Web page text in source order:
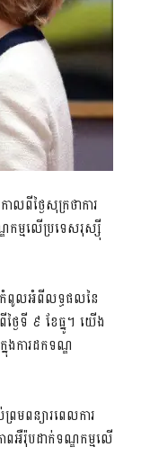
ពីថ្ងៃសុក្រថាការ
កម្មលើប្រទេសរុស្ស៊ី
ពូលអំពីលទ្ធផលនៃ
ងៃទី ៩ ខែធ្នូ។ យើង
ការដកទណ្ឌ
មពន្យារពេលការ
អឺរ៉ុបដាក់ទណ្ឌកម្មលើ